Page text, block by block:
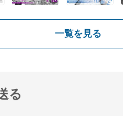
一覧を見る
る